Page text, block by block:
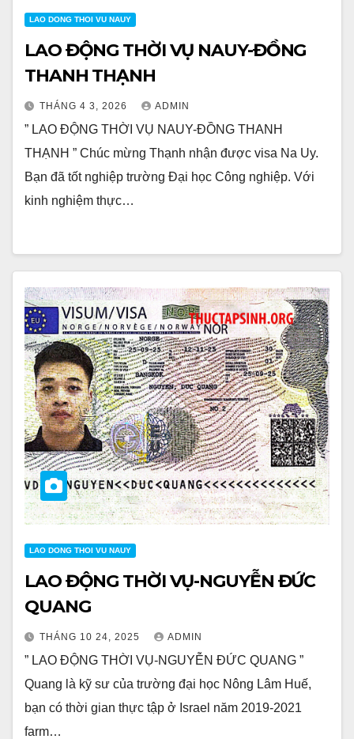
LAO DONG THOI VU NAUY
LAO ĐỘNG THỜI VỤ NAUY-ĐỒNG
THANH THẠNH
THÁNG 4 3, 2026 ADMIN
” LAO ĐỘNG THỜI VỤ NAUY-ĐỒNG THANH
THẠNH ” Chúc mừng Thạnh nhận được visa Na Uy.
Bạn đã tốt nghiệp trường Đại học Công nghiệp. Với
kinh nghiệm thực…
LAO DONG THOI VU NAUY
LAO ĐỘNG THỜI VỤ-NGUYỄN ĐỨC
QUANG
THÁNG 10 24, 2025 ADMIN
” LAO ĐỘNG THỜI VỤ-NGUYỄN ĐỨC QUANG ”
Quang là kỹ sư của trường đại học Nông Lâm Huế,
bạn có thời gian thực tập ở Israel năm 2019-2021
farm…